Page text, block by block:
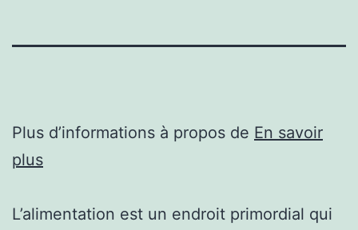
Plus d’informations à propos de En savoir
plus
L’alimentation est un endroit primordial qui